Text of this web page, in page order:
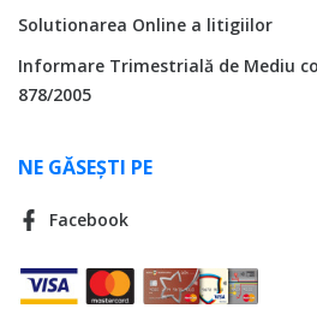
Solutionarea Online a litigiilor
Informare Trimestrială de Mediu
878/2005
NE GĂSEȘTI PE
Facebook